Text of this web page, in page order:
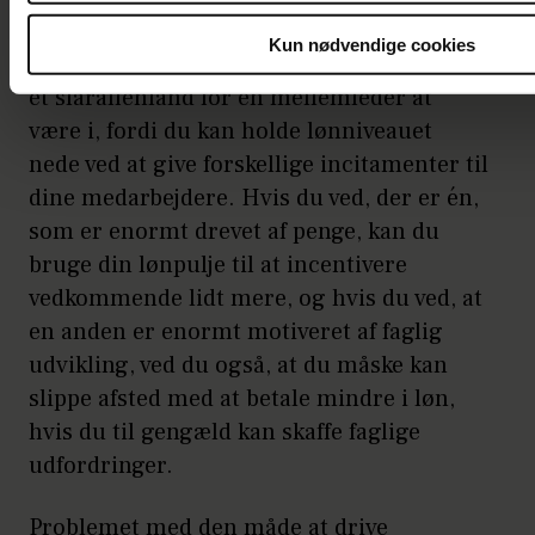
Kun nødvendige cookies
stilling som personaleleder i en anden
virksomhed uden lønåbenhed, og det er jo
et slaraffenland for en mellemleder at
være i, fordi du kan holde lønniveauet
nede ved at give forskellige incitamenter til
dine medarbejdere. Hvis du ved, der er én,
som er enormt drevet af penge, kan du
bruge din lønpulje til at incentivere
vedkommende lidt mere, og hvis du ved, at
en anden er enormt motiveret af faglig
udvikling, ved du også, at du måske kan
slippe afsted med at betale mindre i løn,
hvis du til gengæld kan skaffe faglige
udfordringer.
Problemet med den måde at drive